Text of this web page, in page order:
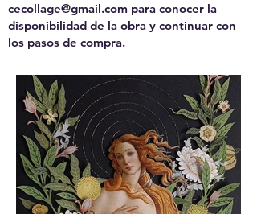
cecollage@gmail.com para conocer la
disponibilidad de la obra y continuar con
los pasos de compra.